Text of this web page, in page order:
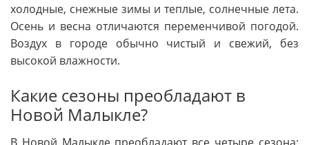
холодные, снежные зимы и теплые, солнечные лета.
Осень и весна отличаются переменчивой погодой.
Воздух в городе обычно чистый и свежий, без
высокой влажности.
Какие сезоны преобладают в
Новой Малыкле?